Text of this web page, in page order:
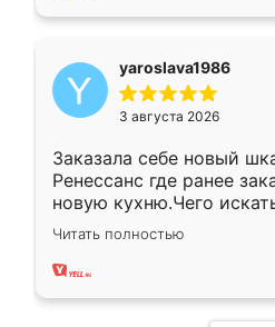
yaroslava1986
3 августа 2026
Заказала себе новый
Ренессанс где ранее
новую кухню.Чего
вполне довольна.
два года, нареканий нет.
Читать полностью